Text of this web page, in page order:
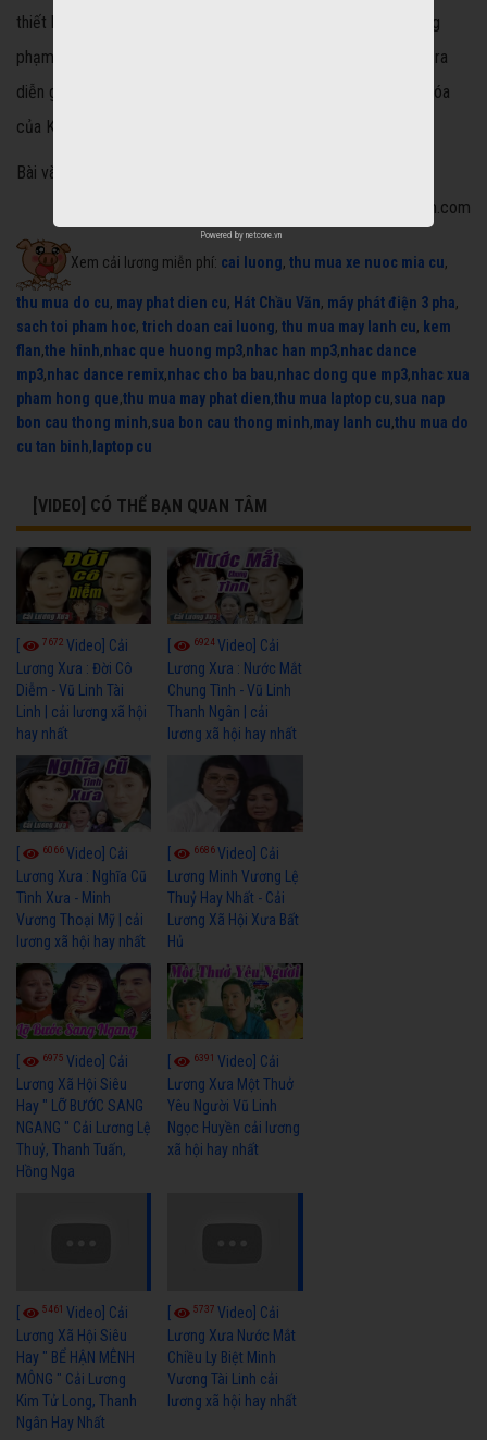
thiết kế thành một không gian Mèo Vạc, Khâu Vai thu nhỏ trong
phạm vi nhà hát. Các NS trong chuyến đi thực tế này sẽ đứng ra
diễn giải, giao lưu, trò chuyện với khán giả về không gian văn hóa
của Khâu Vai trước khi họ bước vào vở diễn".
Bài và ảnh: Thanh Hiệp
Nguồn: cailuongvietnam.com
Xem cải lương miễn phí: cai luong, thu mua xe nuoc mia cu,
thu mua do cu, may phat dien cu, Hát Chầu Văn, máy phát điện 3 pha,
sach toi pham hoc, trich doan cai luong, thu mua may lanh cu, kem
flan,the hinh,nhac que huong mp3,nhac han mp3,nhac dance
mp3,nhac dance remix,nhac cho ba bau,nhac dong que mp3,nhac xua
pham hong que,thu mua may phat dien,thu mua laptop cu,sua nap
bon cau thong minh,sua bon cau thong minh,may lanh cu,thu mua do
cu tan binh, laptop cu
[VIDEO] CÓ THỂ BẠN QUAN TÂM
7672 Video] Cải
Lương Xưa : Đời Cô
Diễm - Vũ Linh Tài
Linh | cải lương xã hội
hay nhất
6924Video] Cải
Lương Xưa : Nước Mắt
Chung Tình - Vũ Linh
Thanh Ngân | cải
lương xã hội hay nhất
6066Video] Cải
Lương Xưa : Nghĩa Cũ
Tình Xưa - Minh
Vương Thoại Mỹ | cải
lương xã hội hay nhất
6686Video] Cải
Lương Minh Vương Lệ
Thuỷ Hay Nhất - Cải
Lương Xã Hội Xưa Bất
Hủ
6975 Video] Cải
Lương Xã Hội Siêu
Hay " LỠ BƯỚC SANG
NGANG " Cải Lương Lệ
Thuỷ, Thanh Tuấn,
Hồng Nga
6391Video] Cải
Lương Xưa Một Thuở
Yêu Người Vũ Linh
Ngọc Huyền cải lương
xã hội hay nhất
5461 Video] Cải
Lương Xã Hội Siêu
Hay " BỂ HẬN MÊNH
MÔNG " Cải Lương
Kim Tử Long, Thanh
Ngân Hay Nhất
5737Video] Cải
Lương Xưa Nước Mắt
Chiều Ly Biệt Minh
Vương Tài Linh cải
lương xã hội hay nhất
Powered by netcore.vn